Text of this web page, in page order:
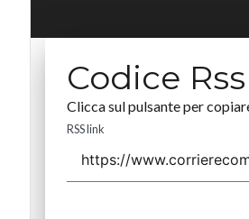
Codice Rss
Clicca sul pulsante per
RSS link